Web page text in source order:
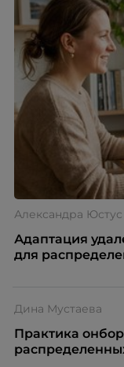
Александра Юстус
Адаптация
для
Дина Мустаева
Практика